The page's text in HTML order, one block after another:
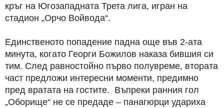
кръг на Югозападната Трета лига, игран на
стадион „Орчо Войвода“.
Единственото попадение падна още във 2-ата
минута, когато Георги Божилов наказа бившия си
тим. След равностойно първо полувреме, втората
част предложи интересни моменти, предимно
пред вратата на гостите. Въпреки ранния гол
„Оборище“ не се предаде – панагюрци удариха